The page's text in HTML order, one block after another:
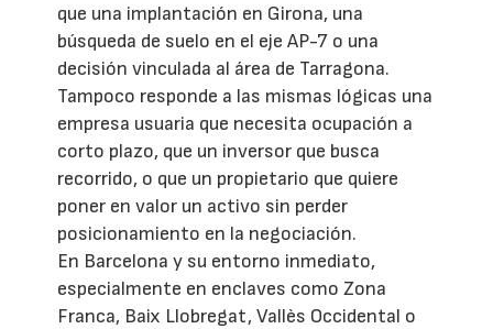
que una implantación en Girona, una
búsqueda de suelo en el eje AP-7 o una
decisión vinculada al área de Tarragona.
Tampoco responde a las mismas lógicas una
empresa usuaria que necesita ocupación a
corto plazo, que un inversor que busca
recorrido, o que un propietario que quiere
poner en valor un activo sin perder
posicionamiento en la negociación.
En Barcelona y su entorno inmediato,
especialmente en enclaves como Zona
Franca, Baix Llobregat, Vallès Occidental o